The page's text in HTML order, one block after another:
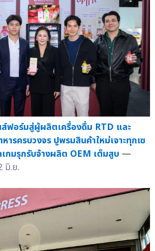
ฟอร์มสู่ผู้ผลิตเครื่องดื่ม RTD และ
รครบวงจร ปูพรมสินค้าใหม่เจาะทุกเซ
กมรุกรับจ้างผลิต OEM เต็มสูบ —
มิ.ย.